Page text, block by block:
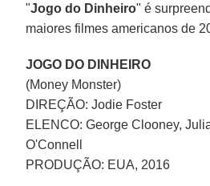
"Jogo do Dinheiro" é
maiores filmes americanos de
JOGO DO DINHEIRO
(Money Monster)
DIREÇÃO: Jodie Foster
ELENCO: George Clooney,
O'Connell
PRODUÇÃO: EUA, 2016